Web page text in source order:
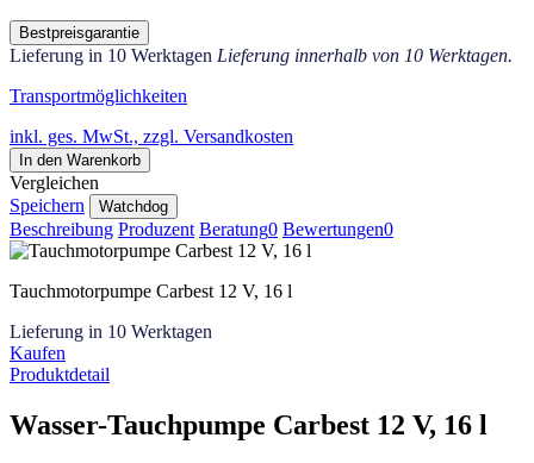
Bestpreisgarantie
Lieferung in 10 Werktagen Lieferung innerhalb von 10 Werktagen.
Transportmöglichkeiten
inkl. ges. MwSt., zzgl. Versandkosten
In den Warenkorb
Vergleichen
Speichern
Watchdog
Beschreibung Produzent Beratung0 Bewertungen0
Tauchmotorpumpe Carbest 12 V, 16 l
Lieferung in 10 Werktagen
Kaufen
Produktdetail
Wasser-Tauchpumpe Carbest 12 V, 16 l